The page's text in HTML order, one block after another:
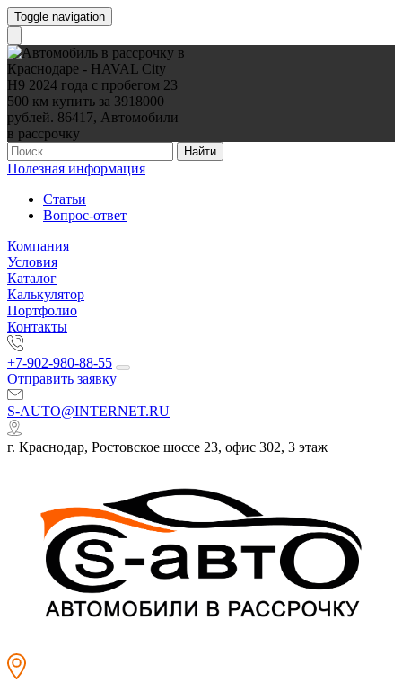
Toggle navigation
Найти
Полезная информация
Статьи
Вопрос-ответ
Компания
Условия
Каталог
Калькулятор
Портфолио
Контакты
+7-902-980-88-55
Отправить заявку
S-AUTO@INTERNET.RU
г. Краснодар, Ростовское шоссе 23, офис 302, 3 этаж